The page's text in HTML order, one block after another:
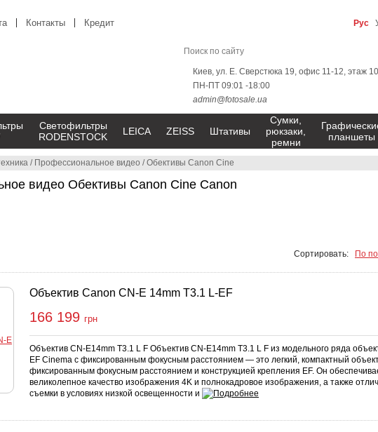
/ Профессиональное видео /Обективы Canon Cine
видео Обективы Canon Cine Canon
Сортировать: По
Объектив Canon CN-E 14mm T3.1 L-EF
166 199 грн
Объектив CN-E14mm T3.1 L F Объектив CN-E14mm T3.1 L F из модельного ряда
EF Cinema с фиксированным фокусным расстоянием — это легкий, компактный
фиксированным фокусным расстоянием и конструкцией крепления EF. Он
великолепное качество изображения 4K и полнокадровое изображения, а также
съемки в условиях низкой освещенности и
Контакты Кредит Рус
Киев, ул. Е. Сверстюка 19, офис 11-12, этаж 10
ПН-ПТ 09:01 -18:00
admin@fotosale.ua
Светофильтры
RODENSTOCK
LEICA ZEISS Штативы
Сумки,
рюкзаки,
ремни
планшеты